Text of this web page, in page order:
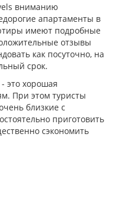
вниманию
апартаменты в
имеют подробные
отзывы
как посуточно, на
срок.
это хорошая
При этом туристы
близкие с
приготовить
сэкономить